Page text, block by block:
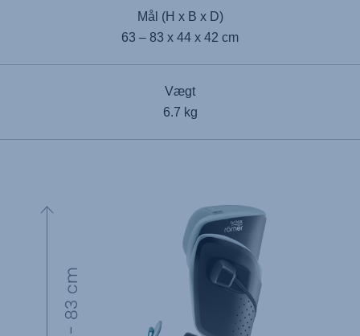
Mål (H x B x D)
63 – 83 x 44 x 42 cm
Vægt
6.7 kg